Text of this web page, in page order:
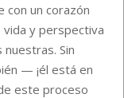
con un corazón
y perspectiva
Sin
— ¡él está en
este proceso